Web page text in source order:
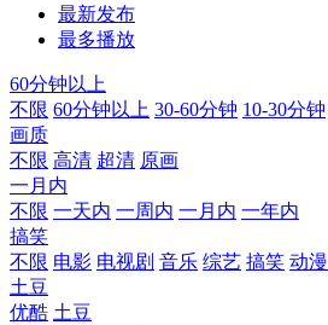
最新发布
最多播放
60分钟以上
不限 60分钟以上 30-60分钟 10-30分钟
画质
不限 高清 超清 原画
一月内
不限 一天内 一周内 一月内 一年内
搞笑
不限 电影 电视剧 音乐 综艺 搞笑 动漫
土豆
优酷 土豆